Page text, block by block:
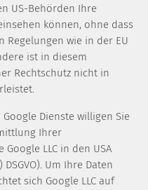
US-Behörden Ihre
können, ohne dass
Regelungen wie in der EU
ist in diesem
Rechtschutz nicht in
Dienste willigen Sie
Ihrer
LLC in den USA
Um Ihre Daten
sich Google LLC auf